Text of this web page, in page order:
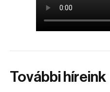
További híreink